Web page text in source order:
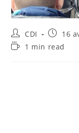
CDI 16
1 min read